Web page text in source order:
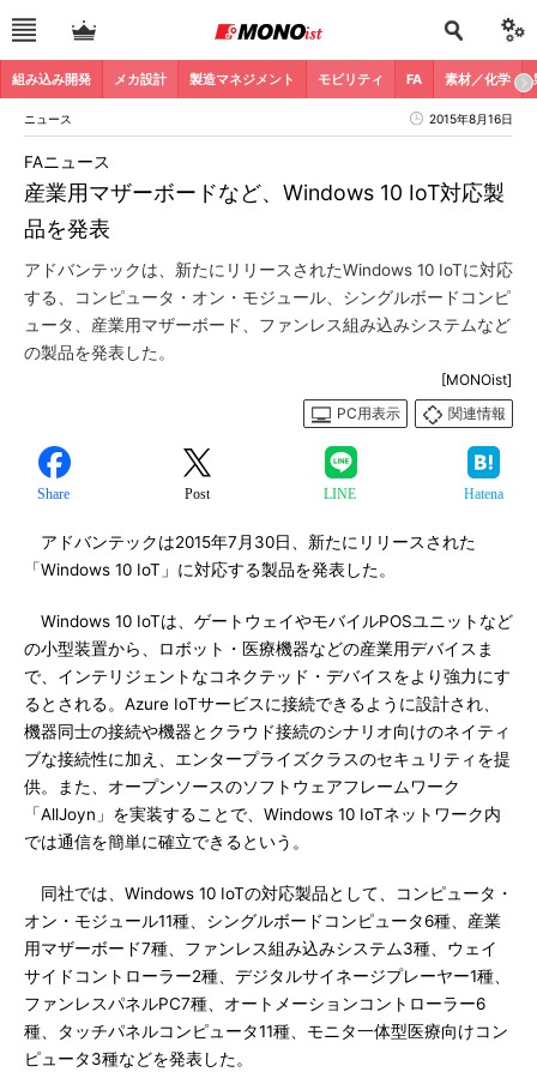
組み込み開発 メカ設計 製造マネジメント モビリティ FA 素材／化学
ニュース 2015年8月16日
産業用マザーボードなど、Windows 10 IoT対応製
品を発表
FAニュース
アドバンテックは、新たにリリースされたWindows 10 IoTに対応
する、コンピュータ・オン・モジュール、シングルボードコンピ
ュータ、産業用マザーボード、ファンレス組み込みシステムなど
の製品を発表した。
[MONOist]
PC用表示
関連情報
Share Post LINE Hatena
アドバンテックは2015年7月30日、新たにリリースされた
「Windows 10 IoT」に対応する製品を発表した。
Windows 10 IoTは、ゲートウェイやモバイルPOSユニットなど
の小型装置から、ロボット・医療機器などの産業用デバイスま
で、インテリジェントなコネクテッド・デバイスをより強力にす
るとされる。Azure IoTサービスに接続できるように設計され、
機器同士の接続や機器とクラウド接続のシナリオ向けのネイティ
ブな接続性に加え、エンタープライズクラスのセキュリティを提
供。また、オープンソースのソフトウェアフレームワーク
「AllJoyn」を実装することで、Windows 10 IoTネットワーク内
では通信を簡単に確立できるという。
同社では、Windows 10 IoTの対応製品として、コンピュータ・
オン・モジュール11種、シングルボードコンピュータ6種、産業
用マザーボード7種、ファンレス組み込みシステム3種、ウェイ
サイドコントローラー2種、デジタルサイネージプレーヤー1種、
ファンレスパネルPC7種、オートメーションコントローラー6
種、タッチパネルコンピュータ11種、モニタ一体型医療向けコン
ピュータ3種などを発表した。